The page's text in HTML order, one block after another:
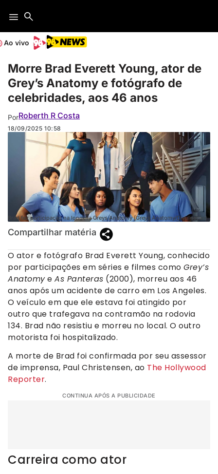
Ao vivo
Morre Brad Everett Young, ator de
Grey’s Anatomy e fotógrafo de
celebridades, aos 46 anos
PorRoberth R Costa
18/09/2025 10:58
Brad fez participação na longeva Greys Anatomy (Greys Anatomy/Divulgação)
Compartilhar matéria
O ator e fotógrafo Brad Everett Young, conhecido
por participações em séries e filmes como Grey’s
Anatomye As Panteras (2000), morreu aos 46
anos após um acidente de carro em Los Angeles.
O veículo em que ele estava foi atingido por
outro que trafegava na contramão na rodovia
134. Brad não resistiu e morreu no local. O outro
motorista foi hospitalizado.
A morte de Brad foi confirmada por seu assessor
de imprensa, Paul Christensen, ao The Hollywood
Reporter.
CONTINUA APÓS A PUBLICIDADE
Carreira como ator